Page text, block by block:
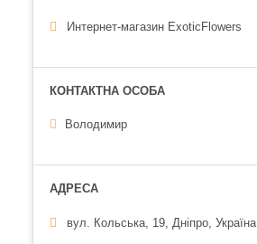
Интернет-магазин ExoticFlowers
Володимир
вул. Кольська, 19, Дніпро, Україна